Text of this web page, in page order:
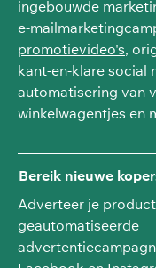
ingebouwde
e-
promotievideo's,
kant-en-klare social
automatisering van
winkelwagentjes en
Bereik nieuwe
Adverteer je
geautomatiseerde